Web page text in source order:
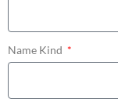
Name Kind